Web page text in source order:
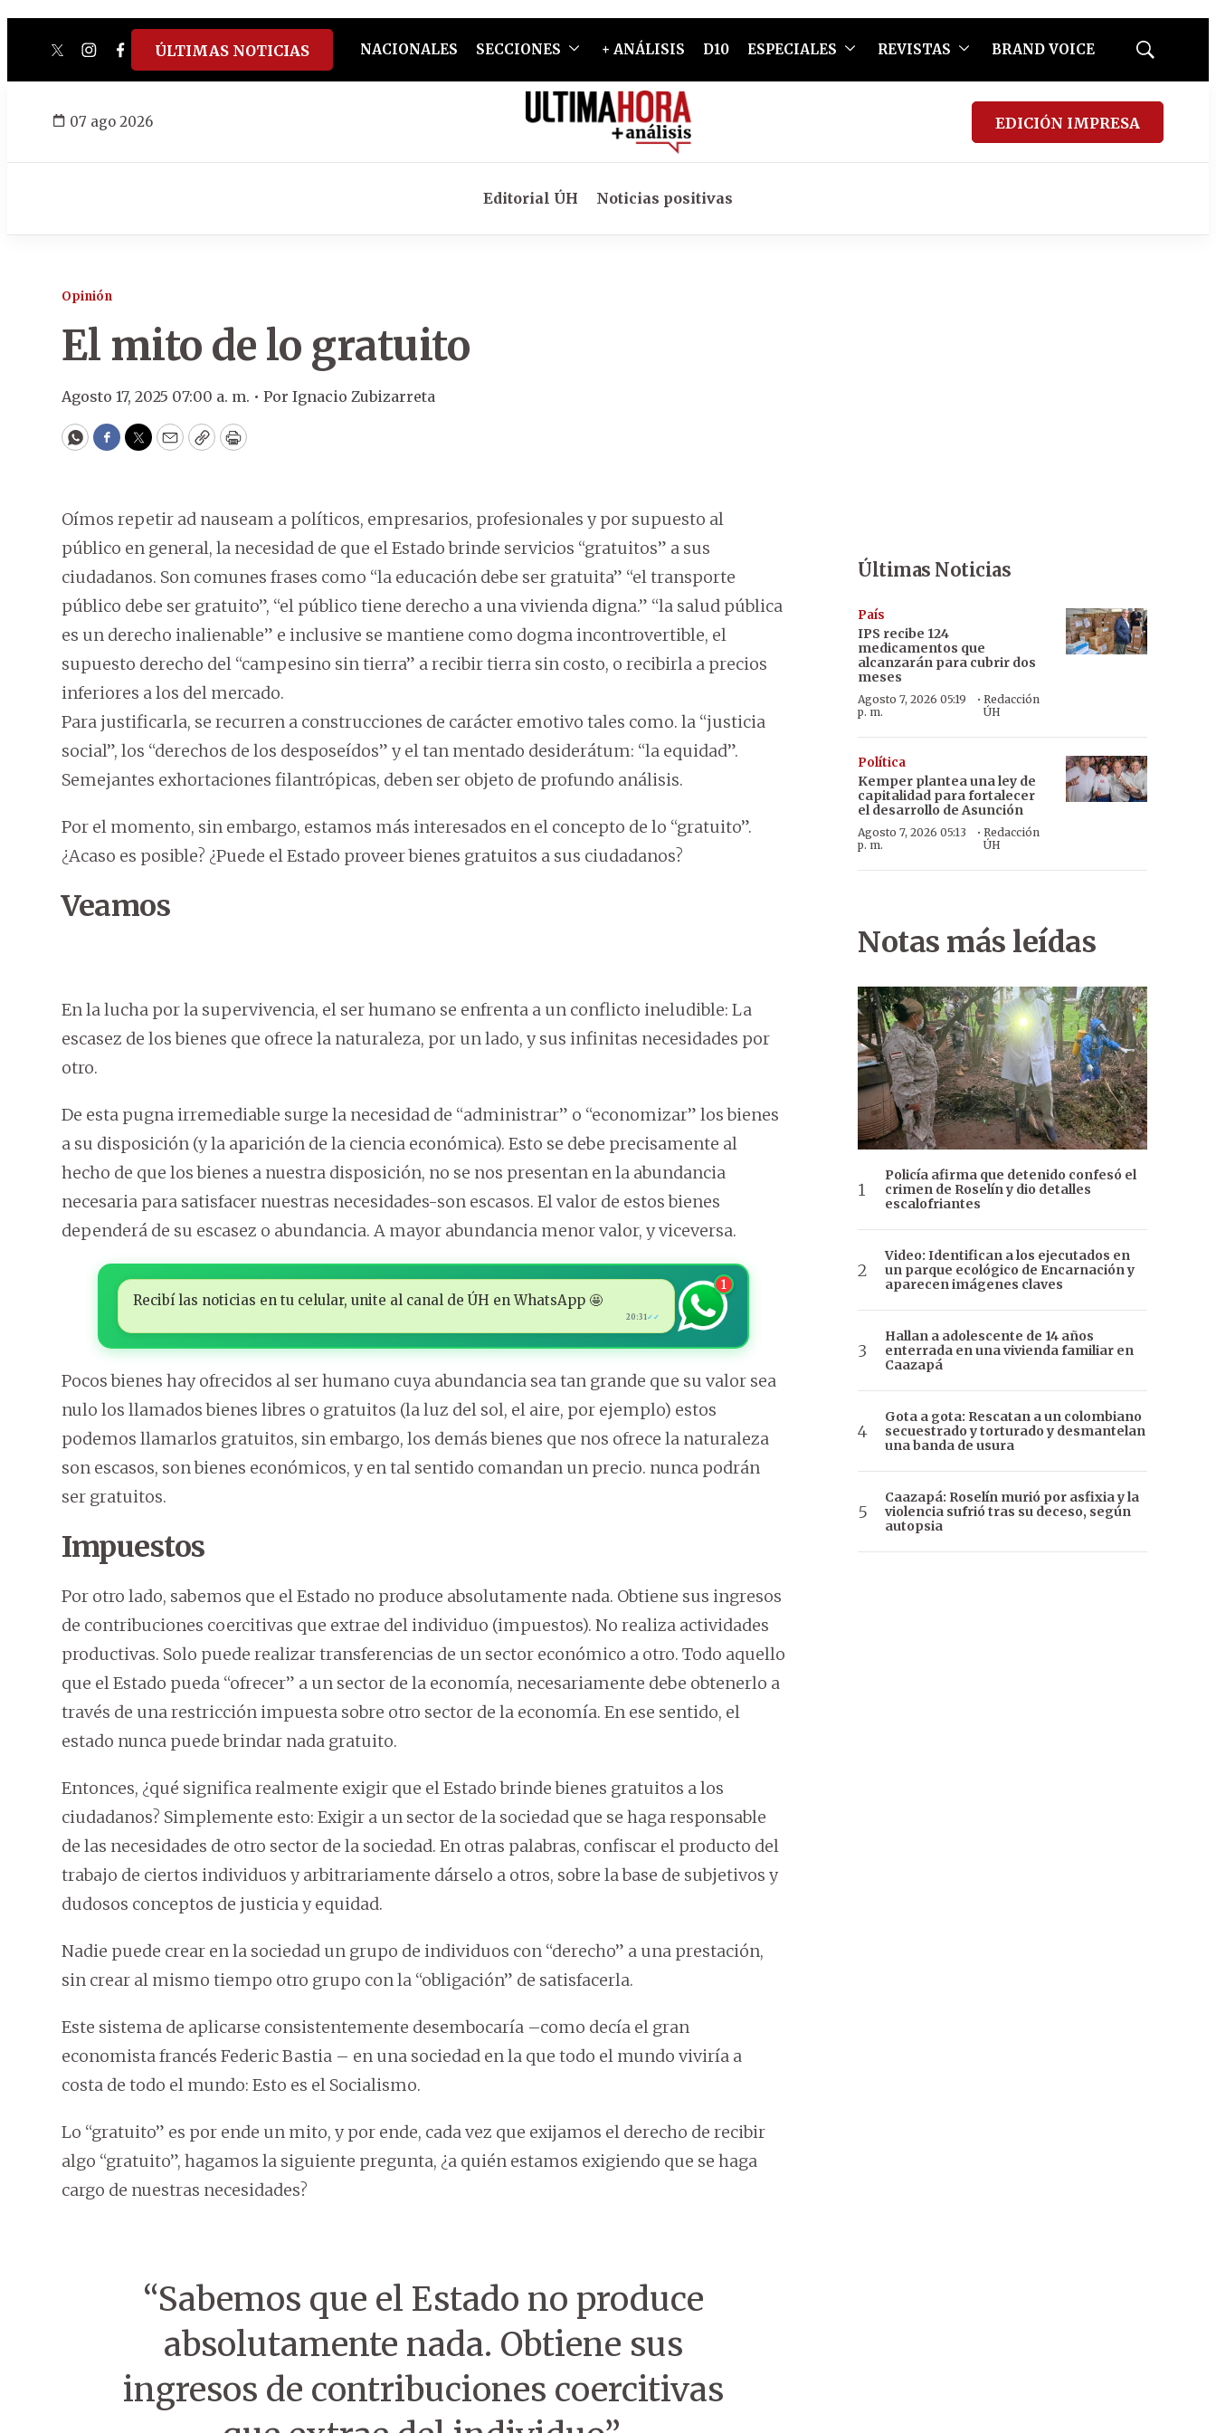
twitterinstagram
facebook
tiktokyoutube
spotify
ÚLTIMAS NOTICIAS NACIONALES SECCIONES + ANÁLISIS D10 ESPECIALES REVISTAS BRAND VOICE
Mostrar
07 ago 2026 EDICIÓN IMPRESA
Editorial ÚH Noticias positivas
Opinión
El mito de lo gratuito
Agosto 17, 2025 07:00 a. m. • Por Ignacio Zubizarreta
WhatsApp
Facebook
Twitter
EmailCopyPrint
Oímos repetir ad nauseam a políticos, empresarios, profesionales y por supuesto al
público en general, la necesidad de que el Estado brinde servicios “gratuitos” a sus
ciudadanos. Son comunes frases como “la educación debe ser gratuita” “el transporte
público debe ser gratuito”, “el público tiene derecho a una vivienda digna.” “la salud pública
es un derecho inalienable” e inclusive se mantiene como dogma incontrovertible, el
supuesto derecho del “campesino sin tierra” a recibir tierra sin costo, o recibirla a precios
inferiores a los del mercado.
Para justificarla, se recurren a construcciones de carácter emotivo tales como. la “justicia
social”, los “derechos de los desposeídos” y el tan mentado desiderátum: “la equidad”.
Semejantes exhortaciones filantrópicas, deben ser objeto de profundo análisis.
Por el momento, sin embargo, estamos más interesados en el concepto de lo “gratuito”.
¿Acaso es posible? ¿Puede el Estado proveer bienes gratuitos a sus ciudadanos?
Veamos
En la lucha por la supervivencia, el ser humano se enfrenta a un conflicto ineludible: La
escasez de los bienes que ofrece la naturaleza, por un lado, y sus infinitas necesidades por
otro.
De esta pugna irremediable surge la necesidad de “administrar” o “economizar” los bienes
a su disposición (y la aparición de la ciencia económica). Esto se debe precisamente al
hecho de que los bienes a nuestra disposición, no se nos presentan en la abundancia
necesaria para satisfacer nuestras necesidades-son escasos. El valor de estos bienes
dependerá de su escasez o abundancia. A mayor abundancia menor valor, y viceversa.
Recibí las noticias en tu celular, unite al canal de ÚH en WhatsApp 🤩
20:31✓✓
1
Pocos bienes hay ofrecidos al ser humano cuya abundancia sea tan grande que su valor sea
nulo los llamados bienes libres o gratuitos (la luz del sol, el aire, por ejemplo) estos
podemos llamarlos gratuitos, sin embargo, los demás bienes que nos ofrece la naturaleza
son escasos, son bienes económicos, y en tal sentido comandan un precio. nunca podrán
ser gratuitos.
Impuestos
Por otro lado, sabemos que el Estado no produce absolutamente nada. Obtiene sus ingresos
de contribuciones coercitivas que extrae del individuo (impuestos). No realiza actividades
productivas. Solo puede realizar transferencias de un sector económico a otro. Todo aquello
que el Estado pueda “ofrecer” a un sector de la economía, necesariamente debe obtenerlo a
través de una restricción impuesta sobre otro sector de la economía. En ese sentido, el
estado nunca puede brindar nada gratuito.
Entonces, ¿qué significa realmente exigir que el Estado brinde bienes gratuitos a los
ciudadanos? Simplemente esto: Exigir a un sector de la sociedad que se haga responsable
de las necesidades de otro sector de la sociedad. En otras palabras, confiscar el producto del
trabajo de ciertos individuos y arbitrariamente dárselo a otros, sobre la base de subjetivos y
dudosos conceptos de justicia y equidad.
Nadie puede crear en la sociedad un grupo de individuos con “derecho” a una prestación,
sin crear al mismo tiempo otro grupo con la “obligación” de satisfacerla.
Este sistema de aplicarse consistentemente desembocaría –como decía el gran
economista francés Federic Bastia – en una sociedad en la que todo el mundo viviría a
costa de todo el mundo: Esto es el Socialismo.
Lo “gratuito” es por ende un mito, y por ende, cada vez que exijamos el derecho de recibir
algo “gratuito”, hagamos la siguiente pregunta, ¿a quién estamos exigiendo que se haga
cargo de nuestras necesidades?
“Sabemos que el Estado no produce
absolutamente nada. Obtiene sus
ingresos de contribuciones coercitivas
Últimas Noticias
País
IPS recibe 124
medicamentos que
alcanzarán para cubrir dos
meses
Agosto 7, 2026 05:19
p. m.
· Redacción
ÚH
Política
Kemper plantea una ley de
capitalidad para fortalecer
el desarrollo de Asunción
Agosto 7, 2026 05:13
p. m.
· Redacción
ÚH
Notas más leídas
Policía afirma que detenido confesó el
crimen de Roselín y dio detalles
escalofriantes
Video: Identifican a los ejecutados en
un parque ecológico de Encarnación y
aparecen imágenes claves
Hallan a adolescente de 14 años
enterrada en una vivienda familiar en
Caazapá
Gota a gota: Rescatan a un colombiano
secuestrado y torturado y desmantelan
una banda de usura
Caazapá: Roselín murió por asfixia y la
violencia sufrió tras su deceso, según
autopsia